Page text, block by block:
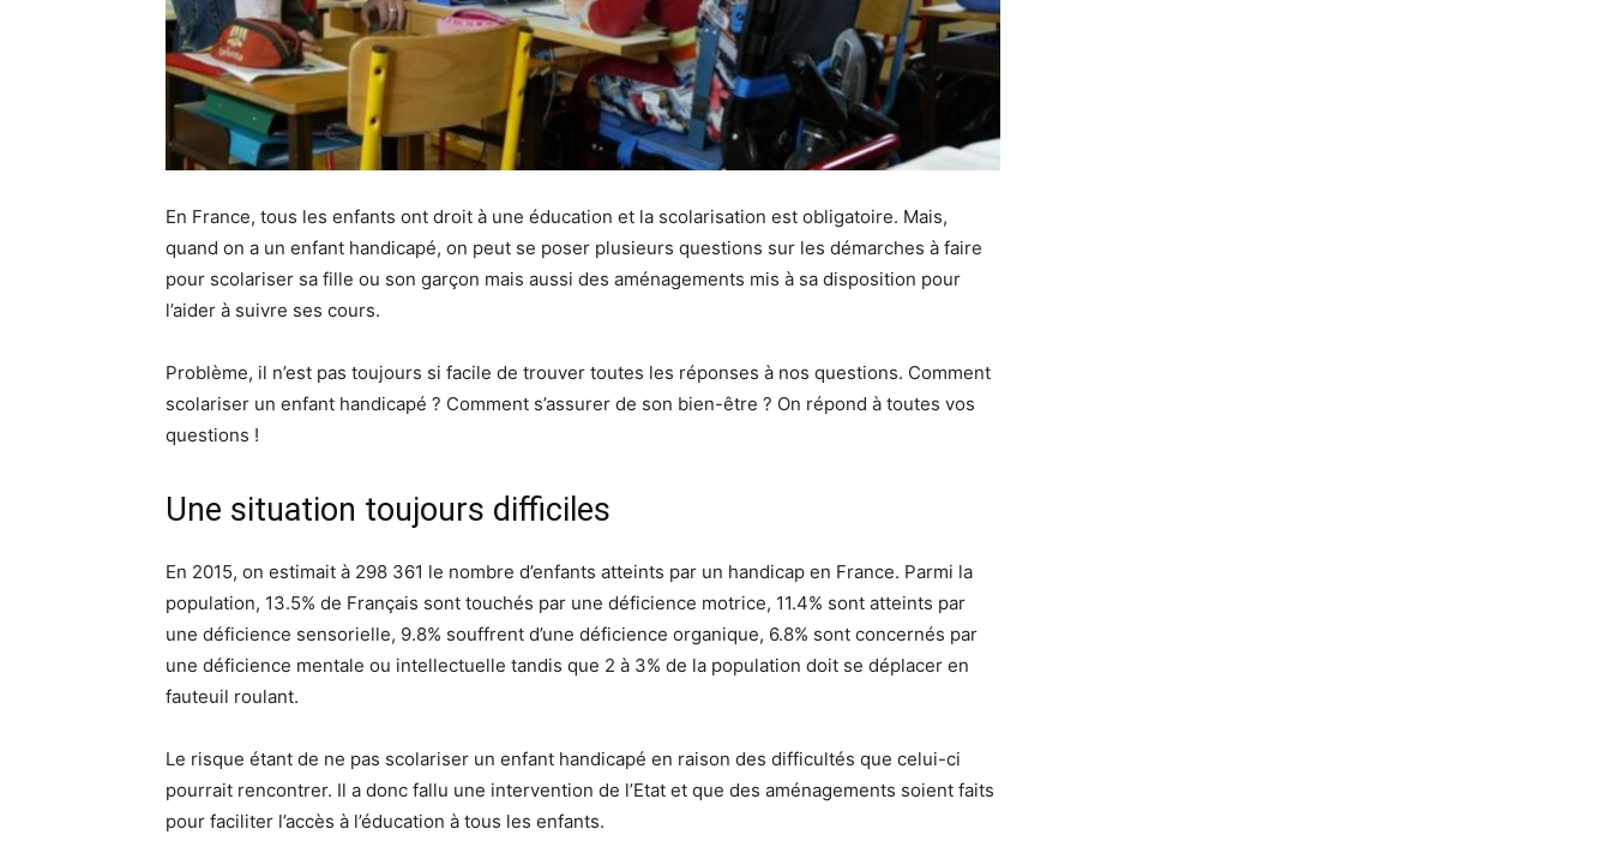
En France, tous les enfants ont droit à une éducation et la scolarisation est obligatoire. Mais,
quand on a un enfant handicapé, on peut se poser plusieurs questions sur les démarches à faire
pour scolariser sa fille ou son garçon mais aussi des aménagements mis à sa disposition pour
l’aider à suivre ses cours.
Problème, il n’est pas toujours si facile de trouver toutes les réponses à nos questions. Comment
scolariser un enfant handicapé ? Comment s’assurer de son bien-être ? On répond à toutes vos
questions !
Une situation toujours difficiles
En 2015, on estimait à 298 361 le nombre d’enfants atteints par un handicap en France. Parmi la
population, 13.5% de Français sont touchés par une déficience motrice, 11.4% sont atteints par
une déficience sensorielle, 9.8% souffrent d’une déficience organique, 6.8% sont concernés par
une déficience mentale ou intellectuelle tandis que 2 à 3% de la population doit se déplacer en
fauteuil roulant.
Le risque étant de ne pas scolariser un enfant handicapé en raison des difficultés que celui-ci
pourrait rencontrer. Il a donc fallu une intervention de l’Etat et que des aménagements soient faits
pour faciliter l’accès à l’éducation à tous les enfants.